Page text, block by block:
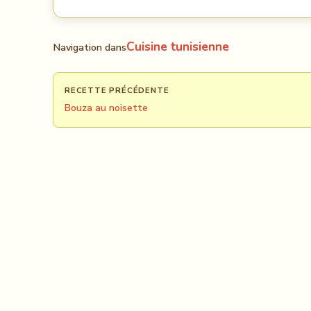
Navigation dansCuisine tunisienne
RECETTE PRÉCÉDENTE
Bouza au noisette